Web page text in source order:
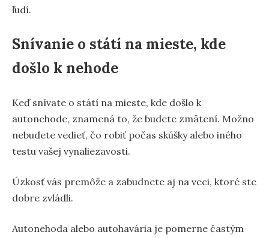
ľudí.
Snívanie o státí na mieste, kde
došlo k nehode
Keď snívate o státí na mieste, kde došlo k
autonehode, znamená to, že budete zmätení. Možno
nebudete vedieť, čo robiť počas skúšky alebo iného
testu vašej vynaliezavosti.
Úzkosť vás premôže a zabudnete aj na veci, ktoré ste
dobre zvládli.
Autonehoda alebo autohavária je pomerne častým